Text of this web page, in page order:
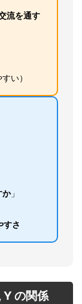
流を通す
い）
か」
すさ
Y の関係